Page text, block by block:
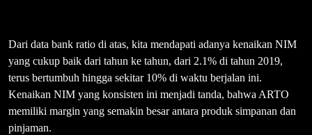
Dari data bank ratio di atas, kita mendapati adanya kenaikan NIM
yang cukup baik dari tahun ke tahun, dari 2.1% di tahun 2019,
terus bertumbuh hingga sekitar 10% di waktu berjalan ini.
Kenaikan NIM yang konsisten ini menjadi tanda, bahwa ARTO
memiliki margin yang semakin besar antara produk simpanan dan
pinjaman.